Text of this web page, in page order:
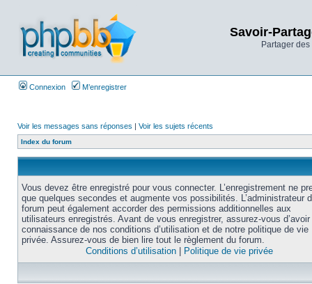
Savoir-
Partager
Connexion M’enregistrer
Voir les messages sans réponses | Voir les sujets récents
Index du forum
Vous devez être enregistré pour vous connecter. L’enregistrement ne
que quelques secondes et augmente vos possibilités. L’administrateur
forum peut également accorder des permissions additionnelles aux
utilisateurs enregistrés. Avant de vous enregistrer, assurez-vous
connaissance de nos conditions d’utilisation et de notre politique de vie
privée. Assurez-vous de bien lire tout le règlement du forum.
Conditions d’utilisation
Politique de vie privée